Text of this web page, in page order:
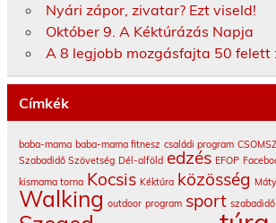
Nyári zápor, zivatar? Ezt viseld!
Október 9. A Kéktúrázás Napja
A 8 legjobb mozgásfajta 50 felett
Címkék
baba-mama baba-mama fitnesz családi program
Szabadidő Szövetség Dél-alföld edzés EFOP
kismama torna Kocsis Kéktúra közösség
Walking outdoor program sport szabadidő